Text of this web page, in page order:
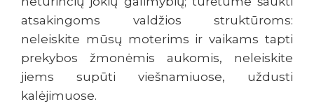
atsakingoms valdžios struktūroms:
neleiskite mūsų moterims ir vaikams tapti
prekybos žmonėmis aukomis, neleiskite
jiems supūti viešnamiuose, uždusti
kalėjimuose.